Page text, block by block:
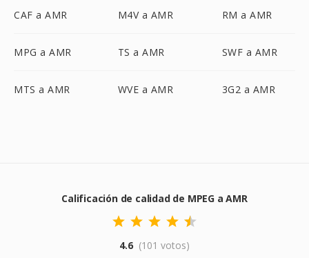
CAF a AMR M4V a AMR RM a AMR
MPG a AMR TS a AMR SWF a AMR
MTS a AMR WVE a AMR 3G2 a AMR
Calificación de calidad de MPEG a AMR
4.6 (101 votos)